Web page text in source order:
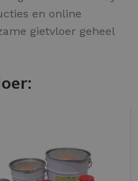
en online
gietvloer geheel